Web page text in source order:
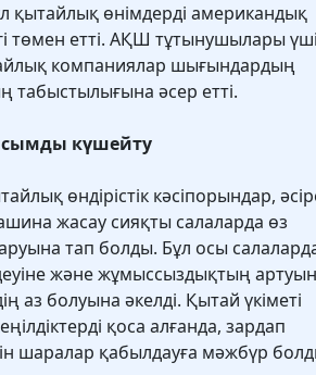
қытайлық өнімдерді американдық
төмен етті. АҚШ тұтынушылары
компаниялар шығындардың
табыстылығына әсер етті.
күшейту
өндірістік кәсіпорындар,
жасау сияқты салаларда өз
тап болды. Бұл осы
және жұмыссыздықтың
аз болуына әкелді. Қытай үкіметі
қоса алғанда, зардап
шаралар қабылдауға мәжбүр